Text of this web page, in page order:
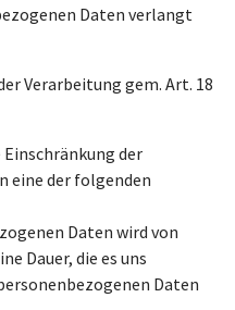
Daten verlangt
Verarbeitung gem. Art. 18
Einschränkung der
eine der folgenden
Daten wird von
Dauer, die es uns
Daten